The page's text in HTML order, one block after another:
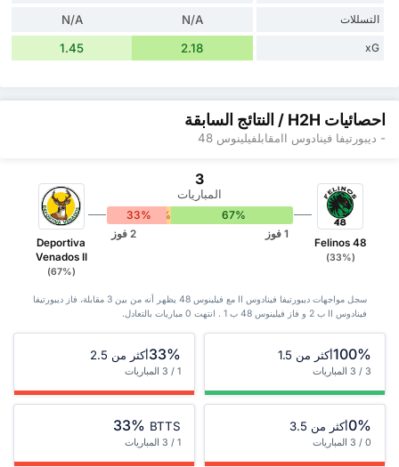
التسللات N/A
N/A
xG
2.18
1.45
احصائيات H2H / النتائج السابقة
- ديبورتيفا فينادوس IIمقابلفيلينوس 48
Deportiva
Venados II
(67%)
3
المباريات
67%
0%
33%
2 فوز 1 فوز
Felinos 48
(33%)
سجل مواجهات ديبورتيفا فينادوس II مع فيلينوس 48 يظهر أنه من بين 3 ‏مقابلة، فاز ديبورتيفا
فينادوس II ب 2 و فاز فيلينوس 48 ب 1 . انتهت 0 مباريات بالتعادل.
100%أكثر من 1.5
3 / 3 المباريات
33%أكثر من 2.5
1 / 3 المباريات
0%أكثر من 3.5
0 / 3 المباريات
33% BTTS
1 / 3 المباريات